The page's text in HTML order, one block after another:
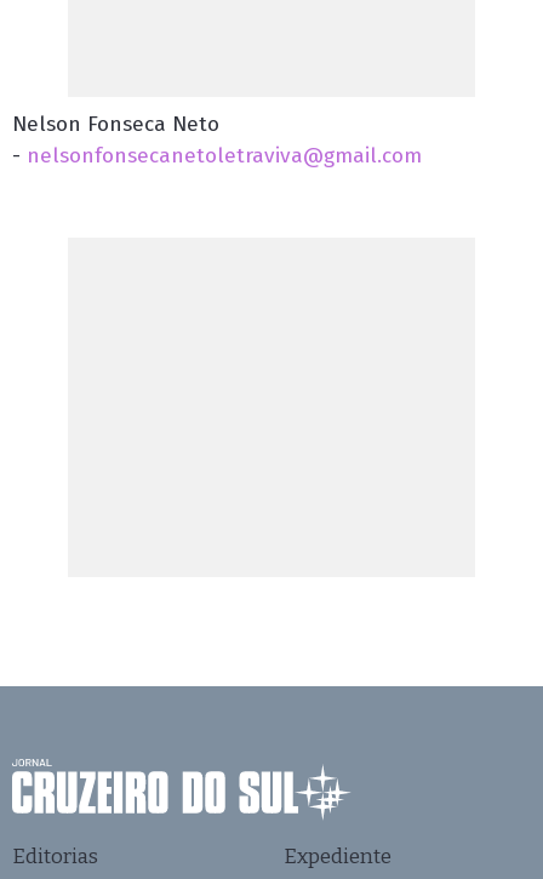
Nelson Fonseca Neto
- nelsonfonsecanetoletraviva@gmail.com
Editorias Expediente